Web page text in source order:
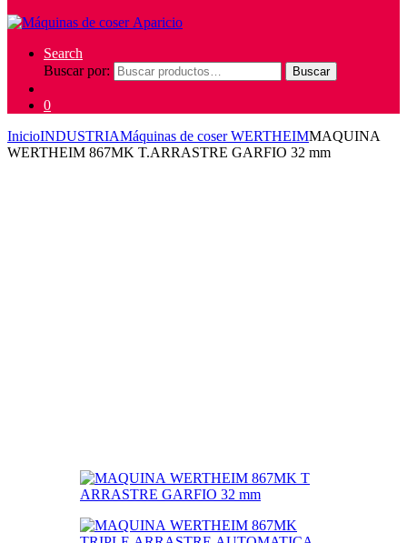
Search
Buscar por:
Buscar
0
InicioINDUSTRIAMáquinas de coser WERTHEIMMAQUINA
WERTHEIM 867MK T.ARRASTRE GARFIO 32 mm